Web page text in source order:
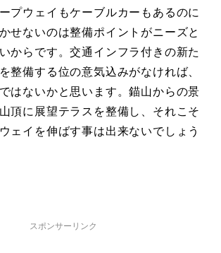
プウェイもケーブルカーもあるのに
せないのは整備ポイントがニーズと
からです。交通インフラ付きの新た
整備する位の意気込みがなければ、
はないかと思います。錨山からの景
頂に展望テラスを整備し、それこそ
ェイを伸ばす事は出来ないでしょう
スポンサーリンク